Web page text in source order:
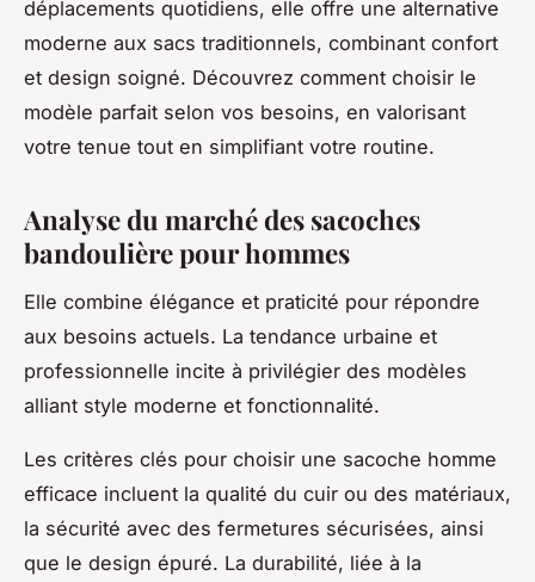
déplacements quotidiens, elle offre une alternative
moderne aux sacs traditionnels, combinant confort
et design soigné. Découvrez comment choisir le
modèle parfait selon vos besoins, en valorisant
votre tenue tout en simplifiant votre routine.
Analyse du marché des sacoches
bandoulière pour hommes
Elle combine élégance et praticité pour répondre
aux besoins actuels. La tendance urbaine et
professionnelle incite à privilégier des modèles
alliant style moderne et fonctionnalité.
Les critères clés pour choisir une sacoche homme
efficace incluent la qualité du cuir ou des matériaux,
la sécurité avec des fermetures sécurisées, ainsi
que le design épuré. La durabilité, liée à la